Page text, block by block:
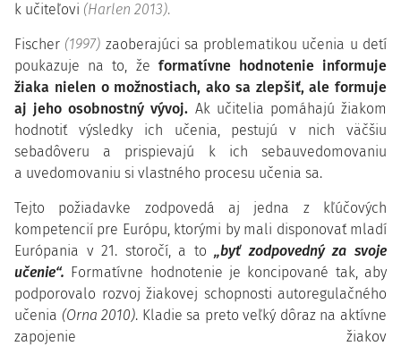
k učiteľovi (Harlen 2013).
Fischer (1997) zaoberajúci sa problematikou učenia u detí
poukazuje na to, že formatívne hodnotenie informuje
žiaka nielen o možnostiach, ako sa zlepšiť, ale formuje
aj jeho osobnostný vývoj. Ak učitelia pomáhajú žiakom
hodnotiť výsledky ich učenia, pestujú v nich väčšiu
sebadôveru a prispievajú k ich sebauvedomovaniu
a uvedomovaniu si vlastného procesu učenia sa.
Tejto požiadavke zodpovedá aj jedna z kľúčových
kompetencií pre Európu, ktorými by mali disponovať mladí
Európania v 21. storočí, a to„byť zodpovedný za svoje
učenie“. Formatívne hodnotenie je koncipované tak, aby
podporovalo rozvoj žiakovej schopnosti autoregulačného
učenia (Orna 2010). Kladie sa preto veľký dôraz na aktívne
zapojenie žiakov